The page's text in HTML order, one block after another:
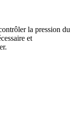
la pression du
et